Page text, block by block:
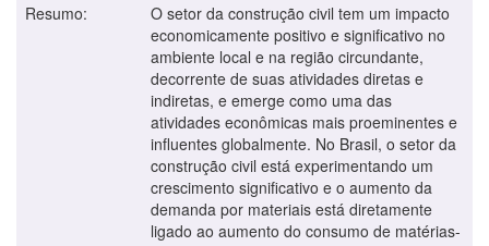
Resumo:
O setor da construção civil tem um impacto
economicamente positivo e significativo no
ambiente local e na região circundante,
decorrente de suas atividades diretas e
indiretas, e emerge como uma das
atividades econômicas mais proeminentes e
influentes globalmente. No Brasil, o setor da
construção civil está experimentando um
crescimento significativo e o aumento da
demanda por materiais está diretamente
ligado ao aumento do consumo de matérias-